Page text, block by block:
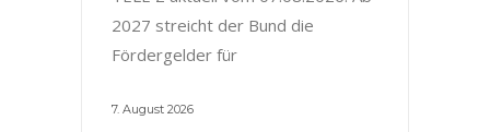
2027 streicht der Bund die
Fördergelder für
7. August 2026